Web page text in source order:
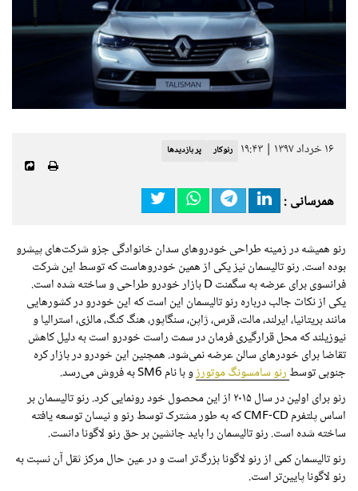
۱۶ خرداد ۱۳۹۷ | ۱۹:۴۳ رنوکار پر بازدیدها
همرسانی :
رنو همیشه در زمینه طراحی خودروهای سدان خانوادگی جزو شرکت‌های پیشرو
بوده است. رنو تالیسمان نیز یکی از همین خودروهاست که توسط این شرکت
فرانسوی برای عرضه به سگمنت
بازار خودرو طراحی و ساخته شده است.
یکی از نکات جالب درباره رنو تالیسمان این است که این خودرو در کشورهایی
مانند بریتانیا، ایرلند، مالت، قرس، ژاپن، سنگاپور، هنگ کنگ، مالزی، استرالیا و
نیوزیلند که محل قرارگیری فرمان در سمت راست خودرو است به دلیل کاهش
تقاضا برای خودرهای سالن عرضه نمی‌شود. همچنین این خودرو در بازار کره
جنوبی توسطرنو سامسونگ موتورزو با نام
به فروش می‌رسد.
رنو برای اولین در سال ۲۰۱۵ از این محصول خود رونمایی کرد. رنو تالیسمان بر
اساس پلتفرم
که به طور مشترک توسط رنو و نیسان توسعه یافته
ساخته شده است. رنو تالیسمان را باید جانشین بر حق رنو لاگونا دانست.
رنو تالیسمان کمی از رنو لاگونا بزرگ‌تر است و در عین حال مرکز ثقل آن نسبت به
رنو لاگونا پایین‌تر است.